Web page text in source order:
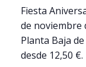
Fiesta
de noviembre
Planta Baja
desde 12,50 €.